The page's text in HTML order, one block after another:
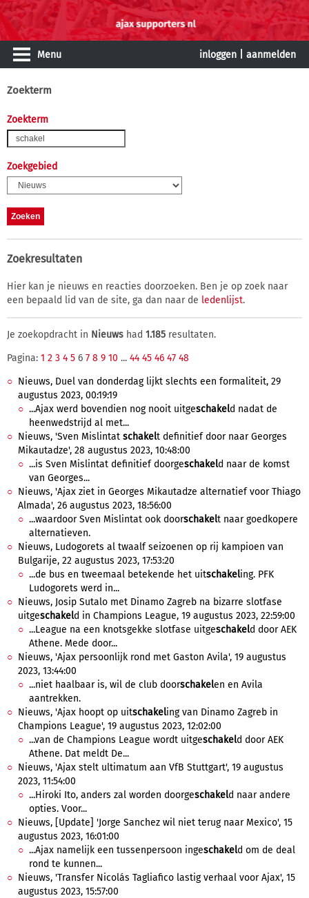
Menu inloggen aanmelden
Zoekterm
Zoekterm
Zoekgebied
Zoekresultaten
Hier kan je nieuws en reacties doorzoeken. Ben je op zoek naar
een bepaald lid van de site, ga dan naar de ledenlijst.
Je zoekopdracht in Nieuws had 1.185 resultaten.
Pagina: 1 2 3 4 5 6 7 8 9 10 ... 44 45 46 47 48
Nieuws, Duel van donderdag lijkt slechts een formaliteit, 29
augustus 2023, 00:19:19
...Ajax werd bovendien nog nooit uitgeschakeld nadat de
heenwedstrijd al met...
Nieuws, 'Sven Mislintat schakelt definitief door naar Georges
Mikautadze', 28 augustus 2023, 10:48:00
...is Sven Mislintat definitief doorgeschakeld naar de komst
van Georges...
Nieuws, 'Ajax ziet in Georges Mikautadze alternatief voor Thiago
Almada', 26 augustus 2023, 18:56:00
...waardoor Sven Mislintat ook doorschakelt naar goedkopere
alternatieven.
Nieuws, Ludogorets al twaalf seizoenen op rij kampioen van
Bulgarije, 22 augustus 2023, 17:53:20
...de bus en tweemaal betekende het uitschakeling. PFK
Ludogorets werd in...
Nieuws, Josip Sutalo met Dinamo Zagreb na bizarre slotfase
uitgeschakeld in Champions League, 19 augustus 2023, 22:59:00
...League na een knotsgekke slotfase uitgeschakeld door AEK
Athene. Mede door...
Nieuws, 'Ajax persoonlijk rond met Gaston Avila', 19 augustus
2023, 13:44:00
...niet haalbaar is, wil de club doorschakelen en Avila
aantrekken.
Nieuws, 'Ajax hoopt op uitschakeling van Dinamo Zagreb in
Champions League', 19 augustus 2023, 12:02:00
...van de Champions League wordt uitgeschakeld door AEK
Athene. Dat meldt De...
Nieuws, 'Ajax stelt ultimatum aan VfB Stuttgart', 19 augustus
2023, 11:54:00
...Hiroki Ito, anders zal worden doorgeschakeld naar andere
opties. Voor...
Nieuws, [Update] 'Jorge Sanchez wil niet terug naar Mexico', 15
augustus 2023, 16:01:00
...Ajax namelijk een tussenpersoon ingeschakeld om de deal
rond te kunnen...
Nieuws, 'Transfer Nicolás Tagliafico lastig verhaal voor Ajax', 15
augustus 2023, 15:57:00